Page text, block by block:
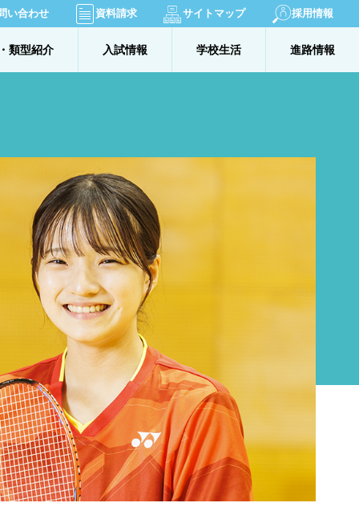
い合わせ 資料請求 サイトマップ 採用情報
類型紹介 入試情報 学校生活 進路情報